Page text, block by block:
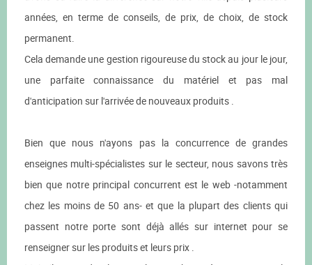
années, en terme de conseils, de prix, de choix, de stock
permanent.
Cela demande une gestion rigoureuse du stock au jour le jour,
une parfaite connaissance du matériel et pas mal
d'anticipation sur l'arrivée de nouveaux produits .
Bien que nous n'ayons pas la concurrence de grandes
enseignes multi-spécialistes sur le secteur, nous savons très
bien que notre principal concurrent est le web -notamment
chez les moins de 50 ans- et que la plupart des clients qui
passent notre porte sont déjà allés sur internet pour se
renseigner sur les produits et leurs prix .